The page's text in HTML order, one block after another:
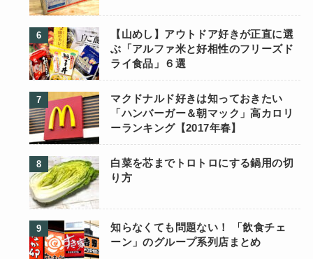
【山めし】アウトドア好きが正直に選
ぶ「アルファ米と好相性のフリーズド
ライ食品」６選
マクドナルド好きは知っておきたい
「ハンバーガー＆朝マック」高カロリ
ーランキング【2017年春】
白菜を芯までトロトロにする鍋用の切
り方
知らなくても問題ない！ 「飲食チェ
ーン」のグループ系列店まとめ